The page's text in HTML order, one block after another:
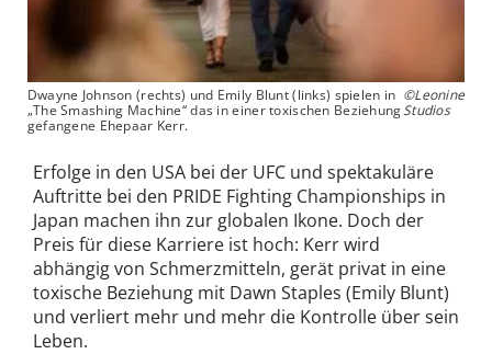
Dwayne Johnson (rechts) und Emily Blunt (links) spielen in
„The Smashing Machine“ das in einer toxischen Beziehung
gefangene Ehepaar Kerr.
©Leonine
Studios
Erfolge in den USA bei der UFC und spektakuläre
Auftritte bei den PRIDE Fighting Championships in
Japan machen ihn zur globalen Ikone. Doch der
Preis für diese Karriere ist hoch: Kerr wird
abhängig von Schmerzmitteln, gerät privat in eine
toxische Beziehung mit Dawn Staples (Emily Blunt)
und verliert mehr und mehr die Kontrolle über sein
Leben.